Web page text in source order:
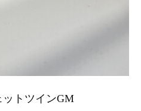
ットツインGM